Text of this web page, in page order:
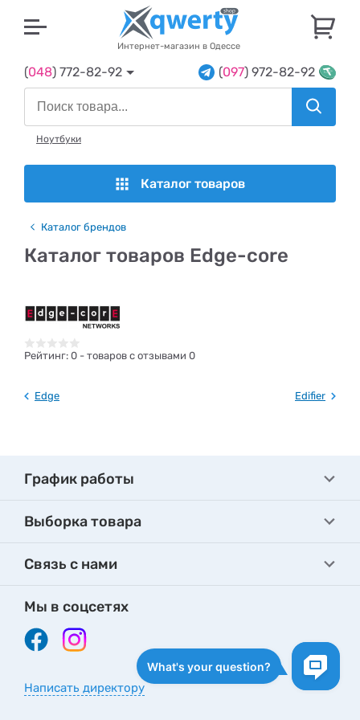
Интернет-магазин в Одессе
(048) 772-82-92 (097) 972-82-92
Ноутбуки
Каталог товаров
Каталог брендов
Каталог товаров Edge-core
Рейтинг: 0 - товаров с отзывами 0
Edge Edifier
График работы
Выборка товара
Связь с нами
Мы в соцсетях
Написать директору